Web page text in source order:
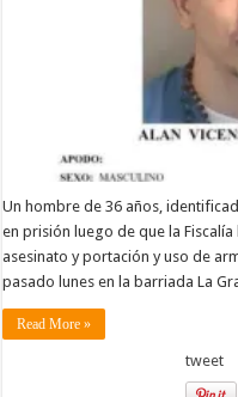
Un hombre de 36 años,
en prisión luego de que la
asesinato y portación y uso de
pasado lunes en la barriada La
Read More »
tweet